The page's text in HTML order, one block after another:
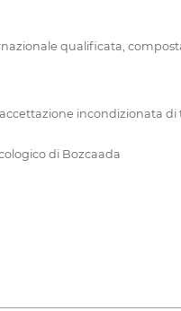
qualificata,
incondizionata
di Bozcaada